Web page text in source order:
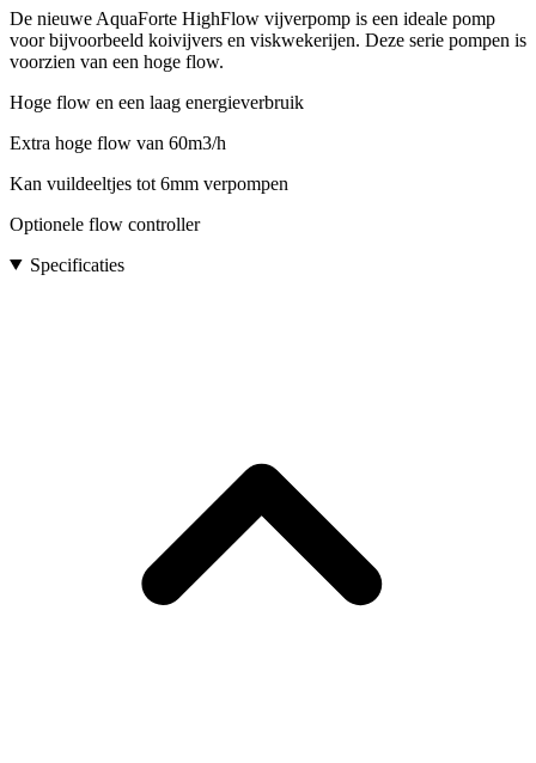
De nieuwe AquaForte HighFlow vijverpomp is een ideale pomp
voor bijvoorbeeld koivijvers en viskwekerijen. Deze serie pompen is
voorzien van een hoge flow.
Hoge flow en een laag energieverbruik
Extra hoge flow van 60m3/h
Kan vuildeeltjes tot 6mm verpompen
Optionele flow controller
Specificaties